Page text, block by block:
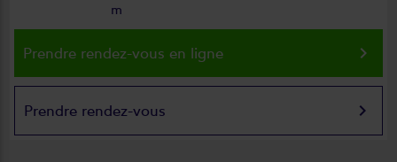
m
Prendre rendez-vous en ligne keyboard_arrow_right
Prendre rendez-vous keyboard_arrow_right